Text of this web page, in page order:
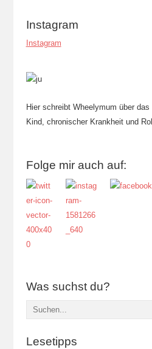
Instagram
Instagram
Hier schreibt Wheelymum über
Kind, chronischer Krankheit und
Folge mir auch auf:
Was suchst du?
Lesetipps